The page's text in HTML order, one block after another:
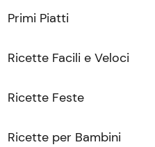
Primi Piatti
Ricette Facili e Veloci
Ricette Feste
Ricette per Bambini